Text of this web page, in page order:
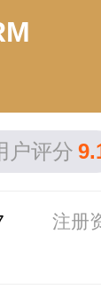
户评分
注册